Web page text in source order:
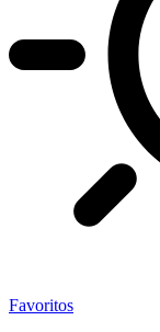
Favoritos